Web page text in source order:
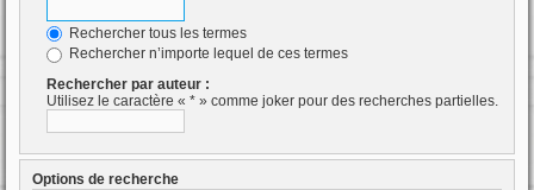
Rechercher tous les termes
Rechercher n’importe lequel de ces termes
Rechercher par auteur :
Utilisez le caractère « * » comme joker pour des recherches partielles.
Options de recherche